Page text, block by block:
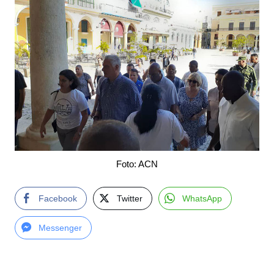
Foto: ACN
Facebook Twitter WhatsApp
Messenger